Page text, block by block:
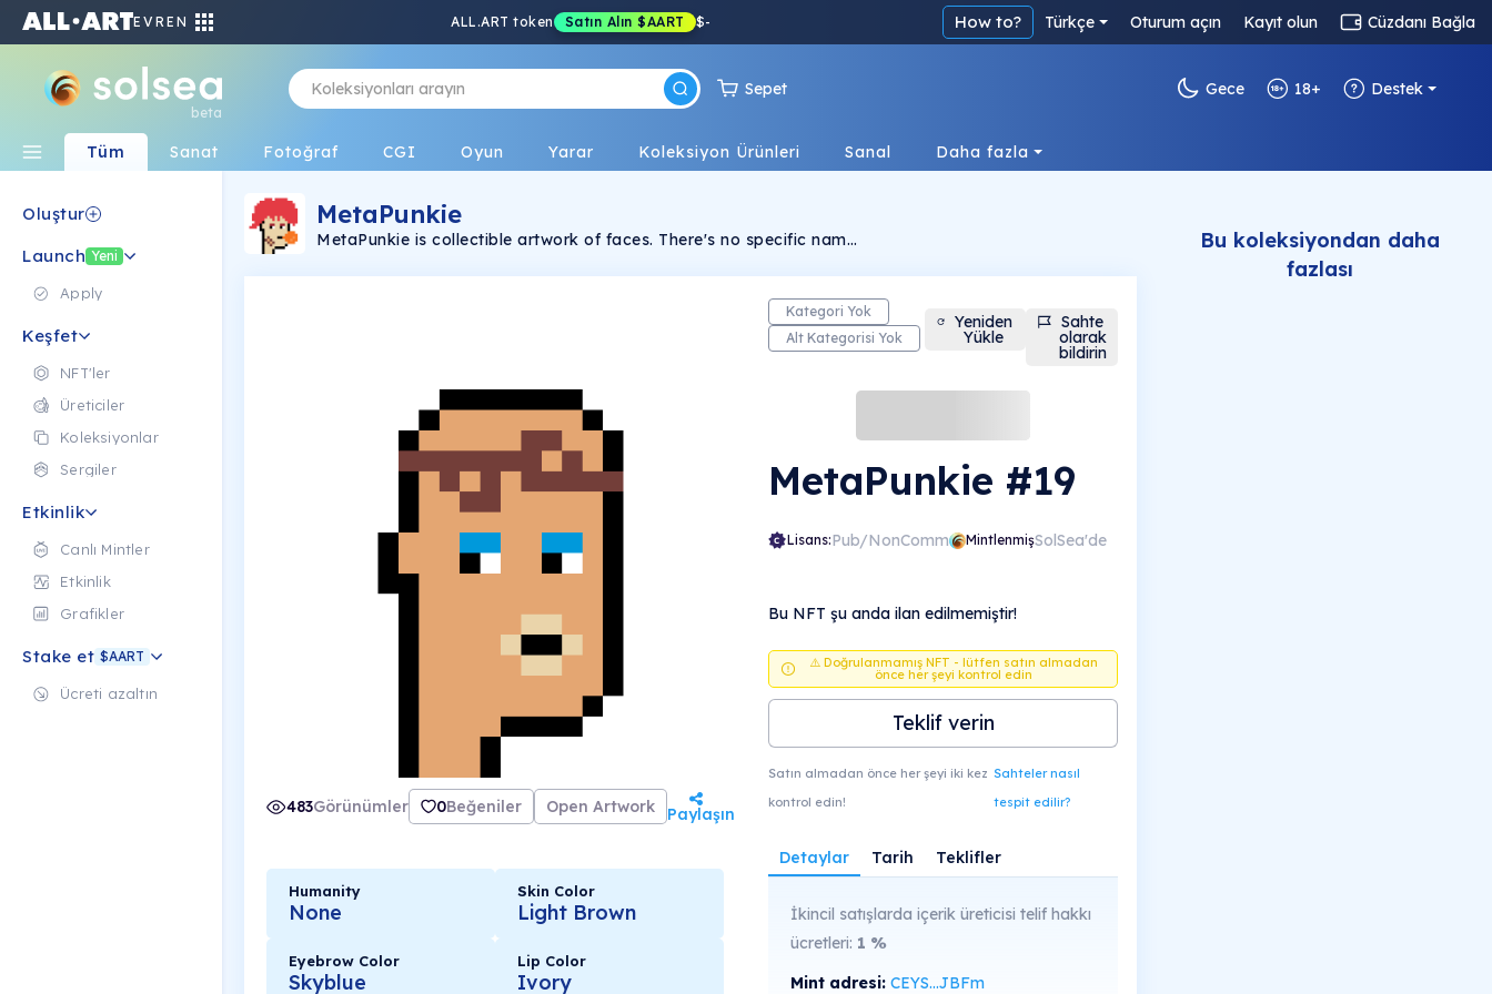
EVREN ALL.ART token Satın Alın $AART $- How to? Türkçe Oturum açın Kayıt olun Cüzdanı Bağla
beta
Sepet Gece 18+ Destek
Tüm Sanat Fotoğraf CGI Oyun Yarar Koleksiyon Ürünleri Sanal Daha fazla
Oluştur
Launch Yeni
Apply
Keşfet
NFT'ler
Üreticiler
Koleksiyonlar
Sergiler
Etkinlik
Canlı Mintler
Etkinlik
Grafikler
Stake et $AART
Ücreti azaltın
MetaPunkie
MetaPunkie is collectible artwork of faces. There's no specific name
faces could be varied and sometimes they could be a human like or
imagination sometimes abnormal but it leads to make the collector
to think about the faces' meaning on their own. These faces could
483Görünümler 0Beğeniler Open Artwork Paylaşın
Humanity
None
Skin Color
Light Brown
Eyebrow Color
Skyblue
Lip Color
Ivory
Kategori Yok
Alt Kategorisi Yok
Yeniden
Yükle
Sahte
olarak
bildirin
MetaPunkie #19
Lisans:Pub/NonComm MintlenmişSolSea'de
Bu NFT şu anda ilan edilmemiştir!
⚠️ Doğrulanmamış NFT - lütfen satın almadan
önce her şeyi kontrol edin
Teklif verin
Satın almadan önce her şeyi iki kez
kontrol edin!
Sahteler nasıl
tespit edilir?
Detaylar Tarih Teklifler
İkincil satışlarda içerik üreticisi telif hakkı
ücretleri: 1 %
Mint adresi: CEYS...JBFm
Bu koleksiyondan daha
fazlası